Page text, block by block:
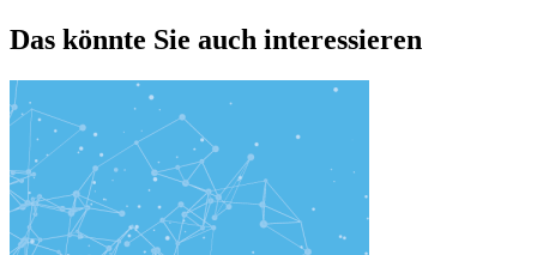
Das könnte Sie auch interessieren